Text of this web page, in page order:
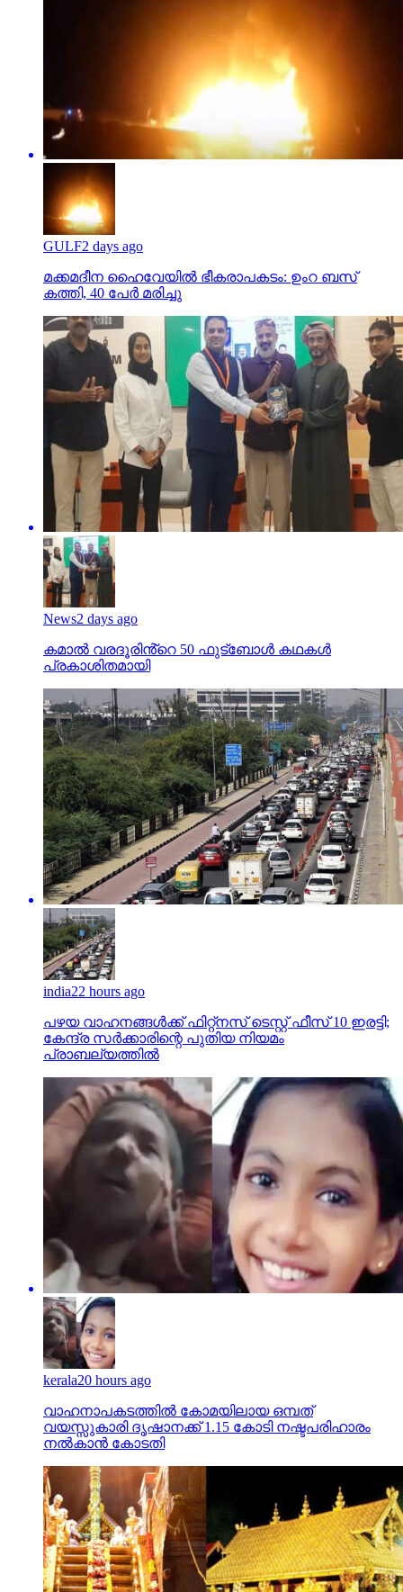
GULF2 days ago
മക്കമദീന ഹൈവേയില്‍ ഭീകരാപകടം: ഉംറ ബസ്
കത്തി, 40 പേര്‍ മരിച്ചു
News2 days ago
കമാൽ വരദൂരിൻ്റെ 50 ഫുട്ബോൾ കഥകൾ
പ്രകാശിതമായി
india22 hours ago
പഴയ വാഹനങ്ങള്‍ക്ക് ഫിറ്റ്‌നസ് ടെസ്റ്റ് ഫീസ് 10 ഇരട്ടി;
കേന്ദ്ര സര്‍ക്കാരിന്റെ പുതിയ നിയമം
പ്രാബല്യത്തില്‍
kerala20 hours ago
വാഹനാപകടത്തില്‍ കോമയിലായ ഒമ്പത്
വയസ്സുകാരി ദൃഷാനക്ക് 1.15 കോടി നഷ്ടപരിഹാരം
നല്‍കാന്‍ കോടതി